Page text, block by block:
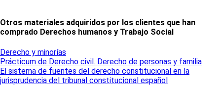
Otros materiales adquiridos por los clientes que han
comprado Derechos humanos y Trabajo Social
Derecho y minorías
Prácticum de Derecho civil. Derecho de personas y familia
El sistema de fuentes del derecho constitucional en la
jurisprudencia del tribunal constitucional español